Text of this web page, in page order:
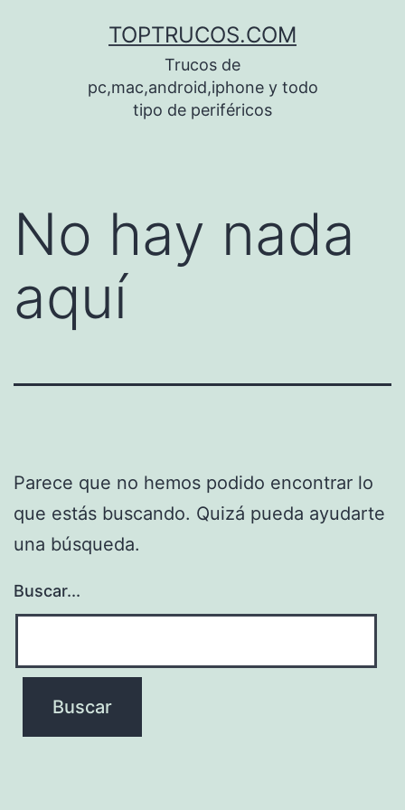
TOPTRUCOS.COM
Trucos de
pc,mac,android,iphone y todo
tipo de periféricos
No hay nada
aquí
Parece que no hemos podido encontrar lo
que estás buscando. Quizá pueda ayudarte
una búsqueda.
Buscar...